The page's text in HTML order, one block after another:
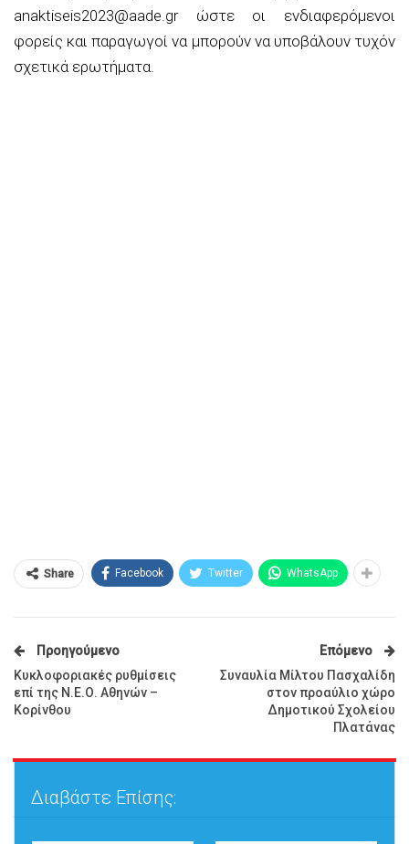
anaktiseis2023@aade.gr ώστε οι ενδιαφερόμενοι
φορείς και παραγωγοί να μπορούν να υποβάλουν τυχόν
σχετικά ερωτήματα.
Share Facebook Twitter WhatsApp
Προηγούμενο
Κυκλοφοριακές ρυθμίσεις
επί της Ν.Ε.Ο. Αθηνών –
Κορίνθου
Επόμενο
Συναυλία Μίλτου Πασχαλίδη
στον προαύλιο χώρο
Δημοτικού Σχολείου
Πλατάνας
Διαβάστε Επίσης: